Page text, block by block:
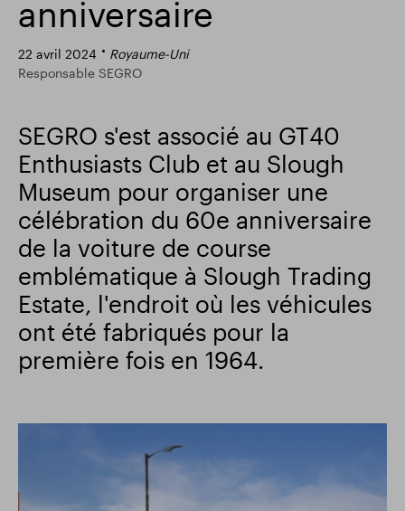
Résultats financiers Mise à jour commerciale
anniversaire
22 avril 2024
Royaume-Uni
Responsable SEGRO
SEGRO s'est associé au GT40
Enthusiasts Club et au Slough
Museum pour organiser une
célébration du 60e anniversaire
de la voiture de course
emblématique à Slough Trading
Estate, l'endroit où les véhicules
ont été fabriqués pour la
première fois en 1964.